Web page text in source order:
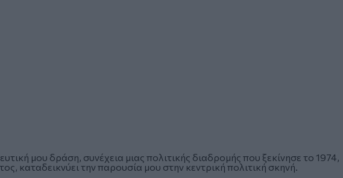
μου δράση, συνέχεια μιας πολιτικής διαδρομής που ξεκίνησε το 1974,
καταδεικνύει την παρουσία μου στην κεντρική πολιτική σκηνή.